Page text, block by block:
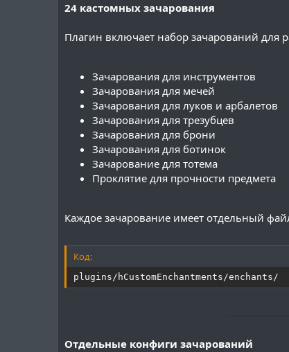
24 кастомных зачарования
Плагин включает набор зачарований для
Зачарования для инструментов
Зачарования для мечей
Зачарования для луков и арбалетов
Зачарования для трезубцев
Зачарования для брони
Зачарования для ботинок
Зачарование для тотема
Проклятие для прочности предмета
Каждое зачарование имеет отдельный
Код:
plugins/hCustomEnchantments/enchants/
Отдельные конфиги зачарований